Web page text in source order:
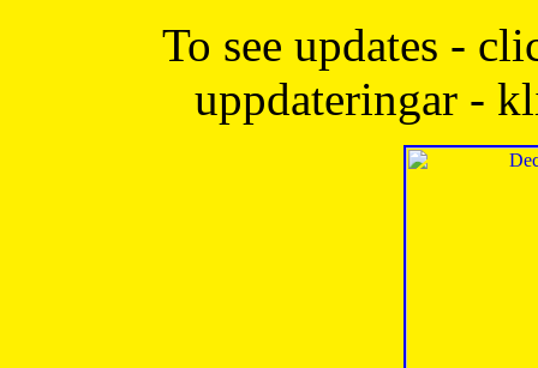
To see updates -
uppdateringar -